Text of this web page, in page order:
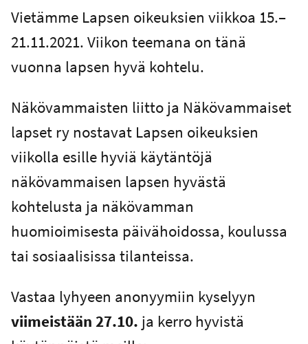
Vietämme Lapsen oikeuksien viikkoa 15.–
21.11.2021. Viikon teemana on tänä
vuonna lapsen hyvä kohtelu.
Näkövammaisten liitto ja Näkövammaiset
lapset ry nostavat Lapsen oikeuksien
viikolla esille hyviä käytäntöjä
näkövammaisen lapsen hyvästä
kohtelusta ja näkövamman
huomioimisesta päivähoidossa, koulussa
tai sosiaalisissa tilanteissa.
Vastaa lyhyeen anonyymiin kyselyyn
viimeistään 27.10. ja kerro hyvistä